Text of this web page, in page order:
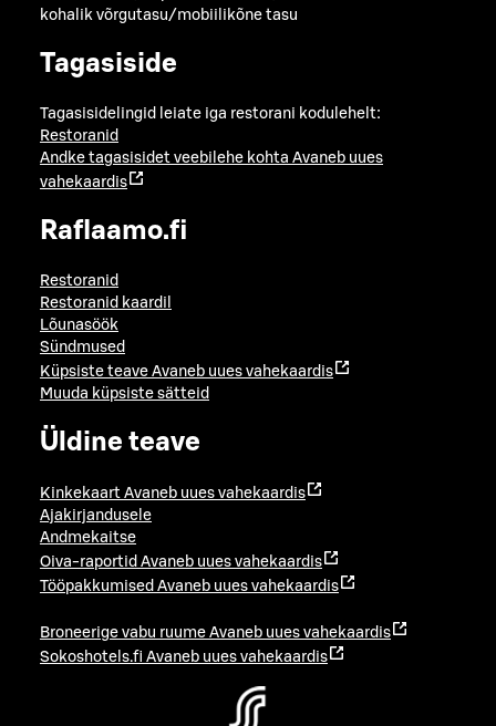
kohalik võrgutasu/mobiilikõne tasu
Tagasiside
Tagasisidelingid leiate iga restorani kodulehelt:
Restoranid
Andke tagasisidet veebilehe kohta Avaneb uues
vahekaardis
Raflaamo.fi
Restoranid
Restoranid kaardil
Lõunasöök
Sündmused
Küpsiste teave Avaneb uues vahekaardis
Muuda küpsiste sätteid
Üldine teave
Kinkekaart Avaneb uues vahekaardis
Ajakirjandusele
Andmekaitse
Oiva-raportid Avaneb uues vahekaardis
Tööpakkumised Avaneb uues vahekaardis
Broneerige vabu ruume Avaneb uues vahekaardis
Sokoshotels.fi Avaneb uues vahekaardis